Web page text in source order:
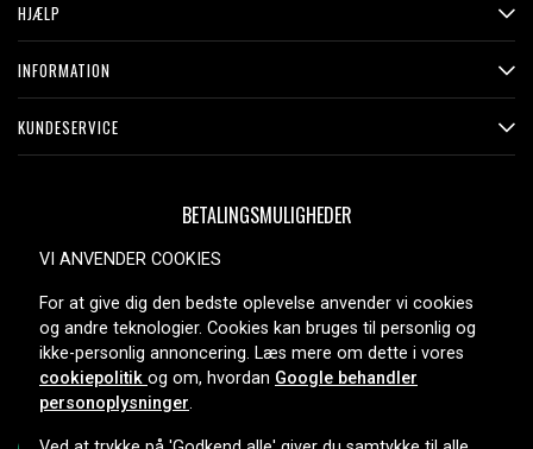
HJÆLP
INFORMATION
KUNDESERVICE
BETALINGSMULIGHEDER
LEVERINGSMULIGHEDER
VI ANVENDER COOKIES
For at give dig den bedste oplevelse anvender vi cookies
og andre teknologier. Cookies kan bruges til personlig og
ikke-personlig annoncering. Læs mere om dette i vores
cookiepolitik og om, hvordan Google behandler
personoplysninger.